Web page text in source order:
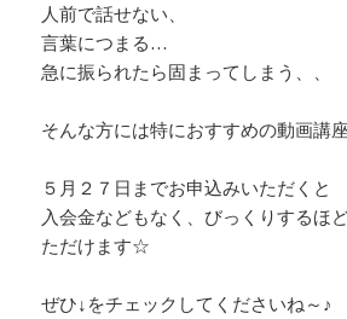
人前で話せない、
言葉につまる…
急に振られたら固まってしまう、、
そんな方には特におすすめの動画講座
５月２７日までお申込みいただくと
入会金などもなく、びっくりするほ
ただけます☆
ぜひ↓をチェックしてくださいね～♪